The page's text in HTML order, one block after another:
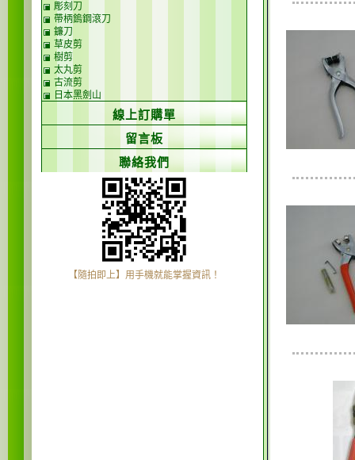
彫刻刀
帶柄鎢鋼滾刀
鐮刀
草皮剪
樹剪
太丸剪
古流剪
日本黑劍山
線上訂購單
留言板
聯絡我們
【隨拍即上】用手機就能掌握資訊！